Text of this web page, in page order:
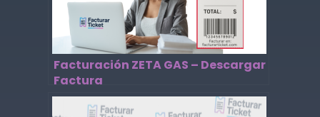
Facturación ZETA GAS – Descargar
Factura